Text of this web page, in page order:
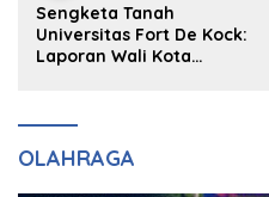
Sengketa Tanah
Universitas Fort De Kock:
Laporan Wali Kota
OLAHRAGA